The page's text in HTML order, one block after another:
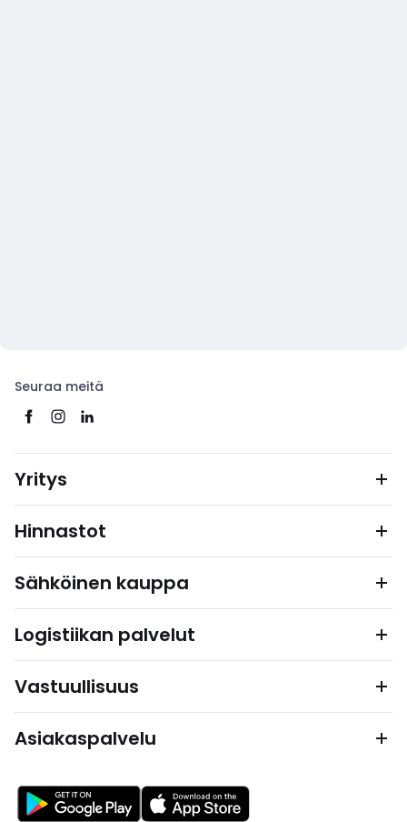
Seuraa meitä
Yritys
Hinnastot
Sähköinen kauppa
Logistiikan palvelut
Vastuullisuus
Asiakaspalvelu